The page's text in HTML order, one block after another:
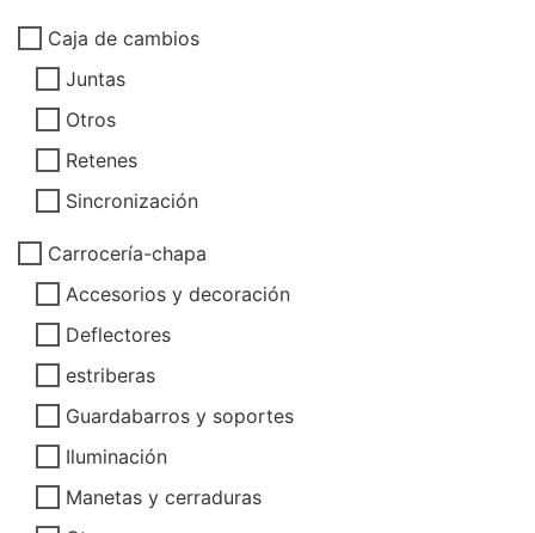
Caja de cambios
Juntas
Otros
Retenes
Sincronización
Carrocería-chapa
Accesorios y decoración
Deflectores
estriberas
Guardabarros y soportes
Iluminación
Manetas y cerraduras